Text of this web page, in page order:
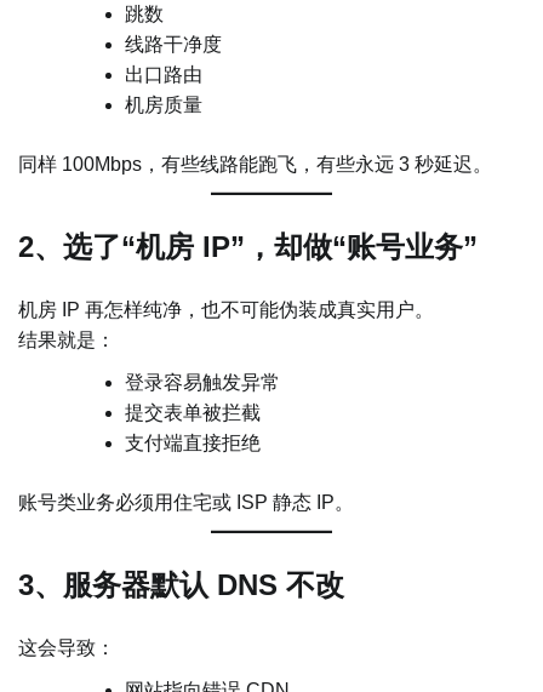
跳数
线路干净度
出口路由
机房质量
同样 100Mbps，有些线路能跑飞，有些永远 3 秒延迟。
2、选了“机房 IP”，却做“账号业务”
机房 IP 再怎样纯净，也不可能伪装成真实用户。
结果就是：
登录容易触发异常
提交表单被拦截
支付端直接拒绝
账号类业务必须用住宅或 ISP 静态 IP。
3、服务器默认 DNS 不改
这会导致：